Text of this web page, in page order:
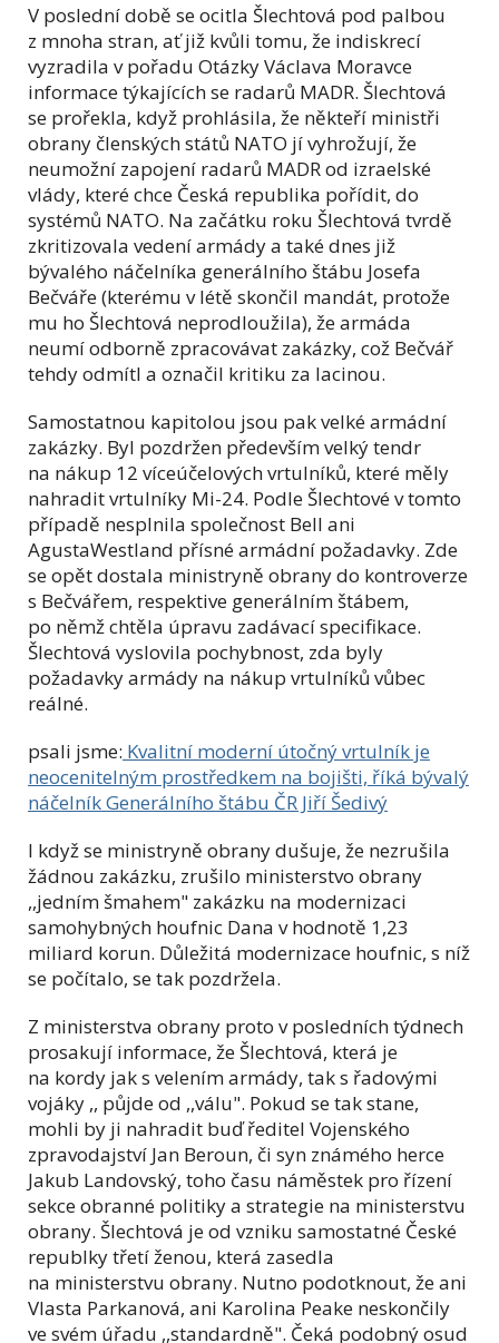
V poslední době se ocitla Šlechtová pod palbou
z mnoha stran, ať již kvůli tomu, že indiskrecí
vyzradila v pořadu Otázky Václava Moravce
informace týkajících se radarů MADR. Šlechtová
se prořekla, když prohlásila, že někteří ministři
obrany členských států NATO jí vyhrožují, že
neumožní zapojení radarů MADR od izraelské
vlády, které chce Česká republika pořídit, do
systémů NATO. Na začátku roku Šlechtová tvrdě
zkritizovala vedení armády a také dnes již
bývalého náčelníka generálního štábu Josefa
Bečváře (kterému v létě skončil mandát, protože
mu ho Šlechtová neprodloužila), že armáda
neumí odborně zpracovávat zakázky, což Bečvář
tehdy odmítl a označil kritiku za lacinou.
Samostatnou kapitolou jsou pak velké armádní
zakázky. Byl pozdržen především velký tendr
na nákup 12 víceúčelových vrtulníků, které měly
nahradit vrtulníky Mi-24. Podle Šlechtové v tomto
případě nesplnila společnost Bell ani
AgustaWestland přísné armádní požadavky. Zde
se opět dostala ministryně obrany do kontroverze
s Bečvářem, respektive generálním štábem,
po němž chtěla úpravu zadávací specifikace.
Šlechtová vyslovila pochybnost, zda byly
požadavky armády na nákup vrtulníků vůbec
reálné.
psali jsme: Kvalitní moderní útočný vrtulník je
neocenitelným prostředkem na bojišti, říká bývalý
náčelník Generálního štábu ČR Jiří Šedivý
I když se ministryně obrany dušuje, že nezrušila
žádnou zakázku, zrušilo ministerstvo obrany
,,jedním šmahem" zakázku na modernizaci
samohybných houfnic Dana v hodnotě 1,23
miliard korun. Důležitá modernizace houfnic, s níž
se počítalo, se tak pozdržela.
Z ministerstva obrany proto v posledních týdnech
prosakují informace, že Šlechtová, která je
na kordy jak s velením armády, tak s řadovými
vojáky ,, půjde od ,,válu". Pokud se tak stane,
mohli by ji nahradit buď ředitel Vojenského
zpravodajství Jan Beroun, či syn známého herce
Jakub Landovský, toho času náměstek pro řízení
sekce obranné politiky a strategie na ministerstvu
obrany. Šlechtová je od vzniku samostatné České
republky třetí ženou, která zasedla
na ministerstvu obrany. Nutno podotknout, že ani
Vlasta Parkanová, ani Karolina Peake neskončily
ve svém úřadu ,,standardně". Čeká podobný osud